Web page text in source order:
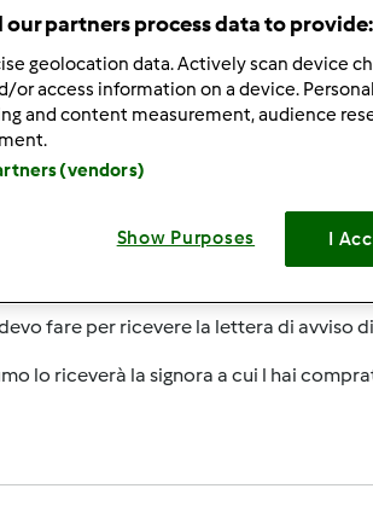
21/2014 - 10:21
il bimby tm31 da una signora
fare per ricevere la lettera di avviso
lo riceverà la signora a cui l hai
our partners process data to provide:
geolocation data. Actively scan device
or access information on a device.
and content measurement, audience
(vendors)
Show Purposes I